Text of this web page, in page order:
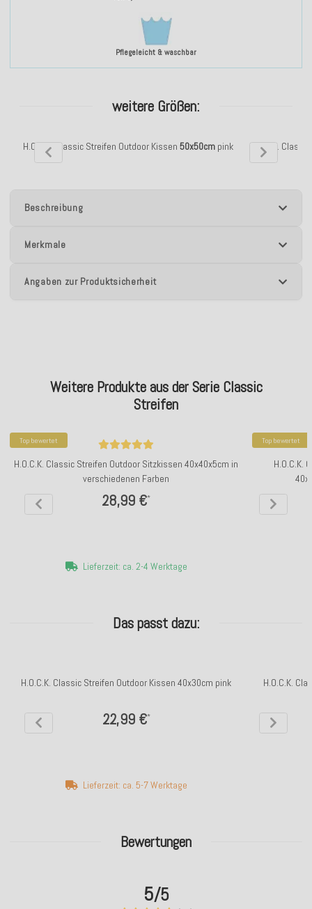
Pflegeleicht & waschbar
weitere Größen:
H.O.C.K. Classic Streifen Outdoor Kissen 50x50cmpink H.O.C.K.
Beschreibung
Merkmale
Angaben zur Produktsicherheit
Bewertungen
5/5
Weitere Produkte aus der Serie Classic
Streifen
Top bewertet
H.O.C.K. Classic Streifen Outdoor Sitzkissen 40x40x5cm in
verschiedenen Farben
28,99 €*
Lieferzeit: ca. 2-4 Werktage
Top bewertet
H.O.C.K.
Das passt dazu:
H.O.C.K. Classic Streifen Outdoor Kissen 40x30cm pink
22,99 €*
Lieferzeit: ca. 5-7 Werktage
H.O.C.K.